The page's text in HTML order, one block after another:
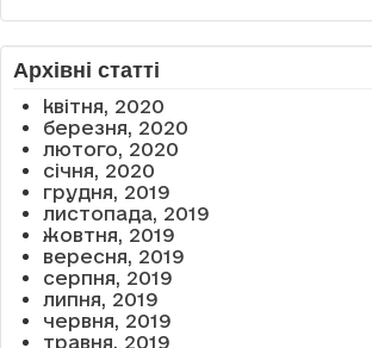
Архівні статті
квітня, 2020
березня, 2020
лютого, 2020
січня, 2020
грудня, 2019
листопада, 2019
жовтня, 2019
вересня, 2019
серпня, 2019
липня, 2019
червня, 2019
травня, 2019